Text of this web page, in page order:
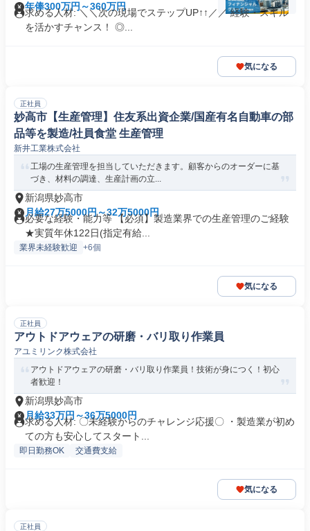
年俸300万円～360万円
求める人材: ＼＼次の現場でステップUP↑↑／／ 経験・スキル
を活かすチャンス！ ◎...
気になる
正社員
妙高市【生産管理】住友系出資企業/国産有名自動車の部
品等を製造/社員食堂 生産管理
新井工業株式会社
工場の生産管理を担当していただきます。顧客からのオーダーに基
づき、材料の調達、生産計画の立...
新潟県妙高市
月給27万5000円～32万5000円
必要な経験・能力等 【必須】製造業界での生産管理のご経験
★実質年休122日(指定有給...
業界未経験歓迎 +6個
気になる
正社員
アウトドアウェアの研磨・バリ取り作業員
アユミリンク株式会社
アウトドアウェアの研磨・バリ取り作業員！技術が身につく！初心
者歓迎！
新潟県妙高市
月給33万円～36万5000円
求める人材: 〇未経験からのチャレンジ応援〇 ・製造業が初め
ての方も安心してスタート...
即日勤務OK 交通費支給
気になる
正社員